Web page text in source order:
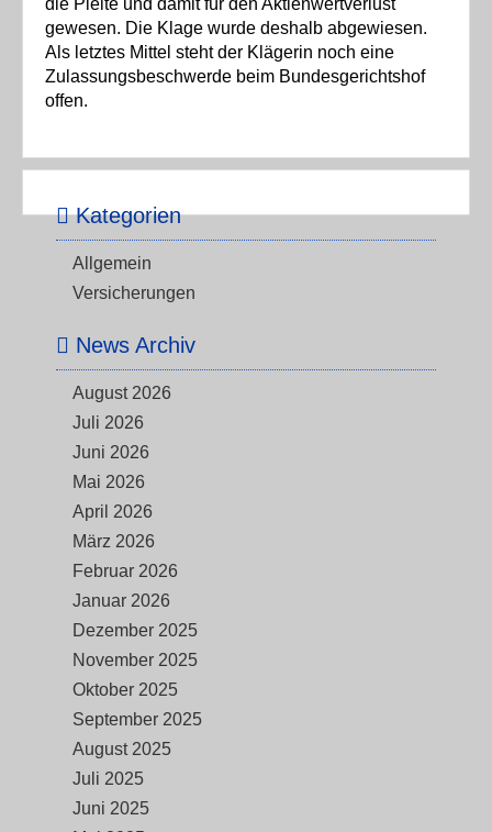
die Pleite und damit für den Aktienwertverlust
gewesen. Die Klage wurde deshalb abgewiesen.
Als letztes Mittel steht der Klägerin noch eine
Zulassungsbeschwerde beim Bundesgerichtshof
offen.
Kategorien
Allgemein
Versicherungen
News Archiv
August 2026
Juli 2026
Juni 2026
Mai 2026
April 2026
März 2026
Februar 2026
Januar 2026
Dezember 2025
November 2025
Oktober 2025
September 2025
August 2025
Juli 2025
Juni 2025